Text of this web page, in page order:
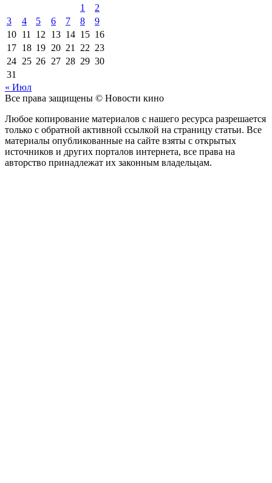
1
2
3
4 5 6 7 8
9
10 11 12 13 14 15 16
17 18 19 20 21 22 23
24 25 26 27 28 29 30
31
« Июл
Все права защищены © Новости кино
Любое копирование материалов с нашего ресурса разрешается
только с обратной активной ссылкой на страницу статьи. Все
материалы опубликованные на сайте взяты с открытых
источников и других порталов интернета, все права на
авторство принадлежат их законным владельцам.